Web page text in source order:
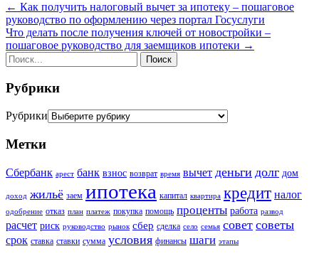
← Как получить налоговый вычет за ипотеку – пошаговое
руководство по оформлению через портал Госуслуги
Что делать после получения ключей от новостройки –
пошаговое руководство для заемщиков ипотеки →
Рубрики
Рубрики
Метки
Сбербанк арест банк взнос возврат время вычет деньги долг дом
доход жильё заем ипотека капитал квартира кредит налог
одобрение отказ план платеж покупка помощь проценты работа развод
расчет риск руководство рынок сбер сделка село семья совет советы
срок ставка ставки сумма условия финансы шаги этапы